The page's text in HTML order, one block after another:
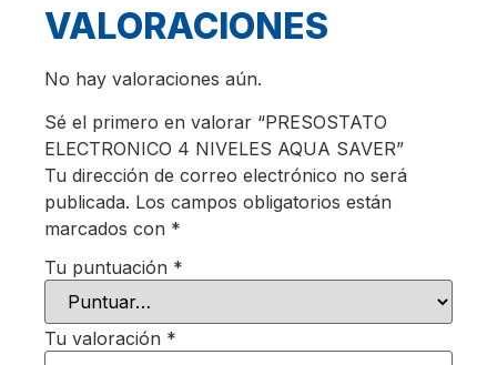
VALORACIONES
No hay valoraciones aún.
Sé el primero en valorar “PRESOSTATO
ELECTRONICO 4 NIVELES AQUA SAVER”
Tu dirección de correo electrónico no será
publicada. Los campos obligatorios están
marcados con *
Tu puntuación *
Tu valoración *